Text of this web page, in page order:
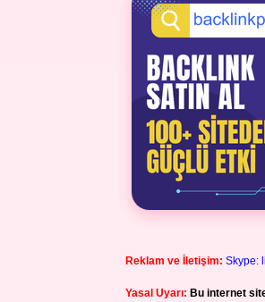
Reklam ve İletişim: Skype:
Yasal Uyarı: Bu internet